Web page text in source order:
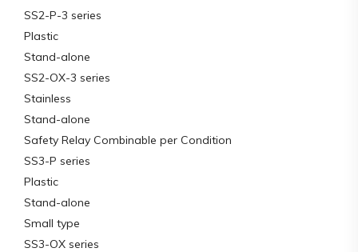
SS2-P-3 series
Plastic
Stand-alone
SS2-OX-3 series
Stainless
Stand-alone
Safety Relay Combinable per Condition
SS3-P series
Plastic
Stand-alone
Small type
SS3-OX series